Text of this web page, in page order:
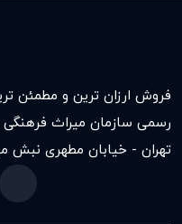
فروش ارزان ترین و مطمئن
رسمی سازمان میراث فرهنگی با ۶ سال سابقه
تهران - خیابان مطهری نبش